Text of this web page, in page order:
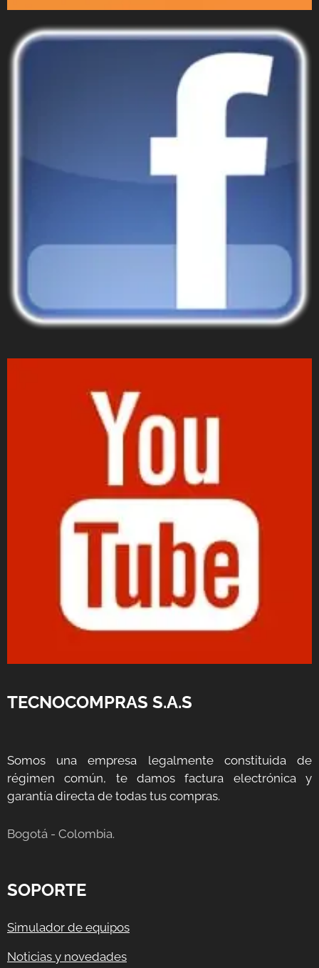
TECNOCOMPRAS S.A.S
Somos una empresa legalmente constituida de
régimen común, te damos factura electrónica y
garantía directa de todas tus compras.
Bogotá - Colombia.
SOPORTE
Simulador de equipos
Noticias y novedades